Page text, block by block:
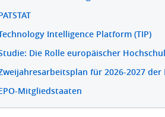
Intelligence Platform (TIP)
Die Rolle europäischer
für 2026-2027 der
Mitgliedstaaten